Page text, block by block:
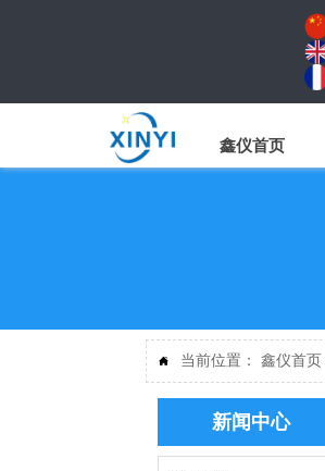
鑫仪首页
 当前位置：鑫仪首页
新闻中心